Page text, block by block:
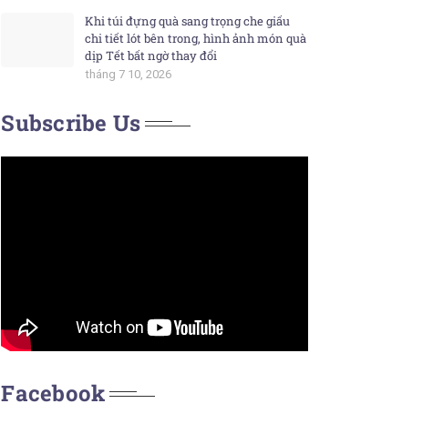
Khi túi đựng quà sang trọng che giấu
chi tiết lót bên trong, hình ảnh món quà
dịp Tết bất ngờ thay đổi
tháng 7 10, 2026
Subscribe Us
Facebook